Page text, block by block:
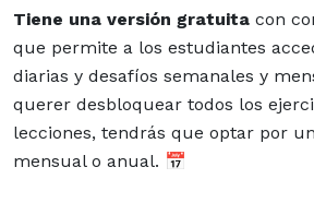
Tiene una versión gratuita con
que permite a los estudiantes
diarias y desafíos semanales y
querer desbloquear todos los
lecciones, tendrás que optar por
mensual o anual. 📅